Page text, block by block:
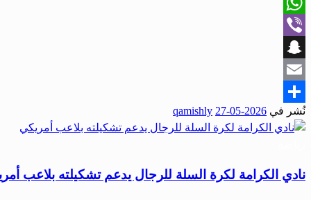
WhatsApp
Viber
Snapchat
Email
Share
نُشر في 2026-05-27
qamishly
نادي الكرامة لكرة السلة للرجال يدعم تشكيلته بلاعب